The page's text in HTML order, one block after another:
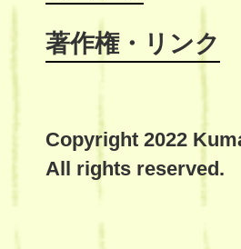
著作権・リンク
Copyright 2022
All rights reserved.